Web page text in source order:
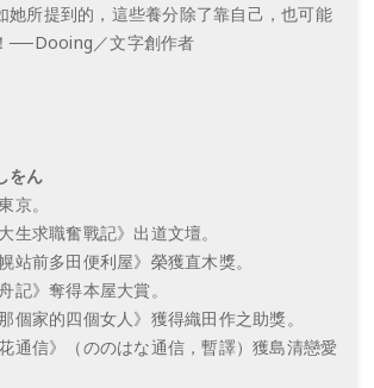
她所提到的，這些養分除了靠自己，也可能
──Dooing／文字創作者
をん
。
求職奮戰記》出道文壇。
前多田便利屋》榮獲直木獎。
》奪得本屋大賞。
家的四個女人》獲得織田作之助獎。
信》（ののはな通信，暫譯）獲島清戀愛